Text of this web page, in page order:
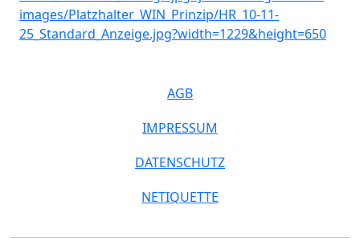
AGB
IMPRESSUM
DATENSCHUTZ
NETIQUETTE